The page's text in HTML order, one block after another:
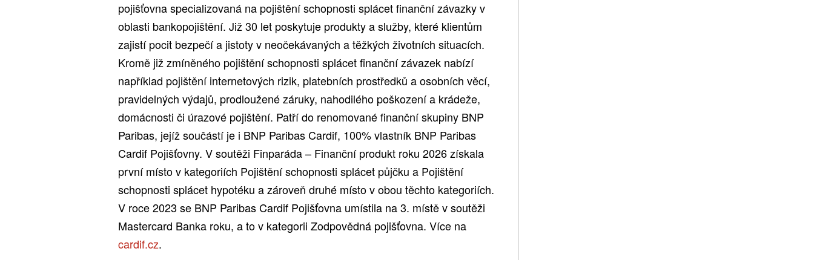
pojišťovna specializovaná na pojištění schopnosti splácet finanční závazky v
oblasti bankopojištění. Již 30 let poskytuje produkty a služby, které klientům
zajistí pocit bezpečí a jistoty v neočekávaných a těžkých životních situacích.
Kromě již zmíněného pojištění schopnosti splácet finanční závazek nabízí
například pojištění internetových rizik, platebních prostředků a osobních věcí,
pravidelných výdajů, prodloužené záruky, nahodilého poškození a krádeže,
domácnosti či úrazové pojištění. Patří do renomované finanční skupiny BNP
Paribas, jejíž součástí je i BNP Paribas Cardif, 100% vlastník BNP Paribas
Cardif Pojišťovny. V soutěži Finparáda – Finanční produkt roku 2026 získala
první místo v kategoriích Pojištění schopnosti splácet půjčku a Pojištění
schopnosti splácet hypotéku a zároveň druhé místo v obou těchto kategoriích.
V roce 2023 se BNP Paribas Cardif Pojišťovna umístila na 3. místě v soutěži
Mastercard Banka roku, a to v kategorii Zodpovědná pojišťovna. Více na
cardif.cz.